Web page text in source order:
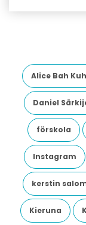
Alice Bah
Daniel
förskola
Instagram
kerstin
Kieruna